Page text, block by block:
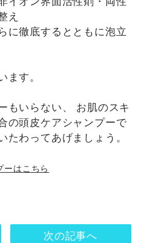
え
に徹底するとともに泡立
ます。
もいらない、 お肌のスキ
の頭皮ケアシャンプーで
たわってあげましょう。
ーはこちら
次の記事へ